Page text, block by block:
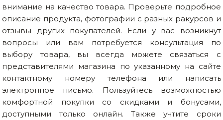
внимание на качество товара. Проверьте подробное
описание продукта, фотографии с разных ракурсов и
отзывы других покупателей. Если у вас возникнут
вопросы или вам потребуется консультация по
выбору товара, вы всегда можете связаться с
представителями магазина по указанному на сайте
контактному номеру телефона или написать
электронное письмо. Пользуйтесь возможностью
комфортной покупки со скидками и бонусами,
доступными только онлайн. Также учтите сроки